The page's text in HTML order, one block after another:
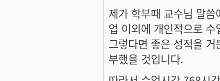
제가 학부때 교수님 말
업 이외에 개인적으로
그렇다면 좋은 성적을
부했을 것입니다.